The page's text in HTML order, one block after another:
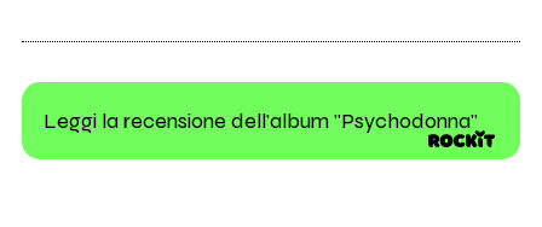
Leggi la recensione dell'album "Psychodonna"